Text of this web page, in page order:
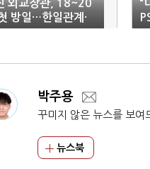
외교장관, 18~20
방일…한일관계·
도 문제 논의
"
박주용
꾸미지 않은 뉴스를 보여
뉴스북